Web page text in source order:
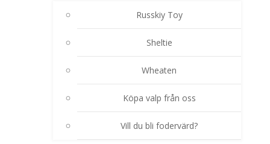
Russkiy Toy
Sheltie
Wheaten
Köpa valp från oss
Vill du bli fodervärd?